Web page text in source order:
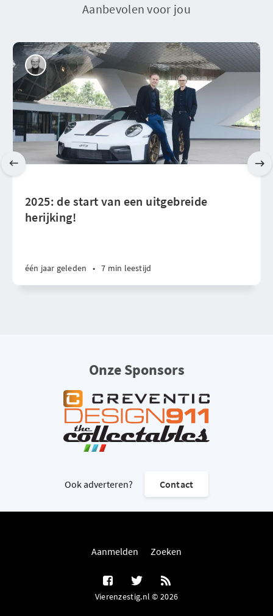
Aanbevolen voor jou
2025: de start van een uitgebreide
herijking!
één jaar geleden • 7 min leestijd
Onze Sponsors
Ook adverteren? Contact
Aanmelden Zoeken
Vierenzestig.nl © 2026